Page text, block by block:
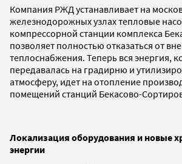
Компания РЖД устанавливает на
железнодорожных узлах тепловые
компрессорной станции комплекса
позволяет полностью отказаться от
теплоснабжения. Теперь вся энергия,
передавалась на градирню и
атмосферу, идет на отопление
помещений станций Бекасово-
Локализация оборудования и новые
энергии